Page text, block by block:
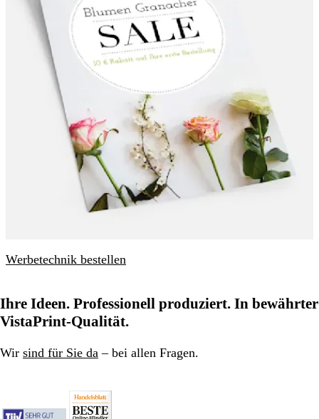
Werbetechnik bestellen
Ihre Ideen. Professionell produziert. In bewährter
VistaPrint-Qualität.
Wir sind für Sie da – bei allen Fragen.